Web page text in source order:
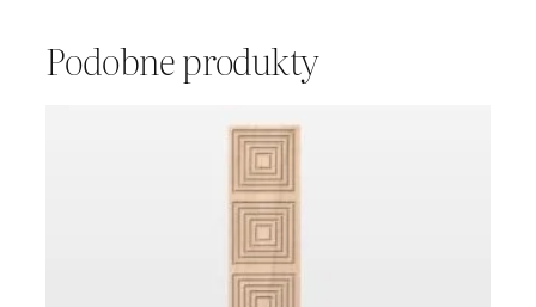
Podobne produkty